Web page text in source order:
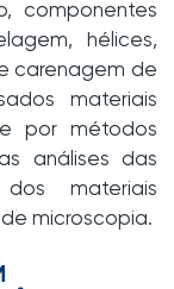
componentes
hélices,
carenagem de
materiais
por métodos
análises das
materiais
microscopia.